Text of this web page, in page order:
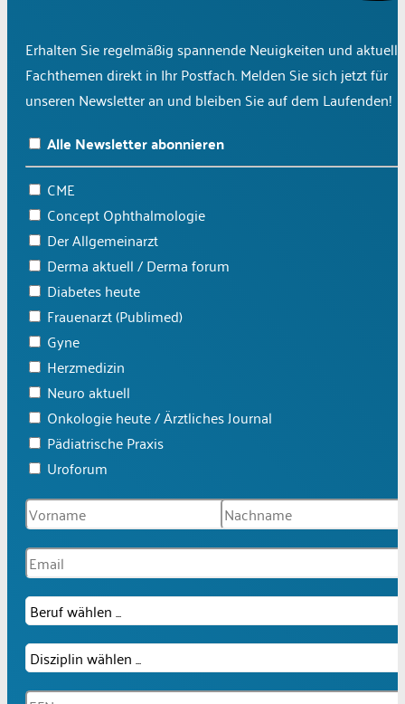
Erhalten Sie regelmäßig spannende Neuigkeiten und aktuelle
Fachthemen direkt in Ihr Postfach. Melden Sie sich jetzt für
unseren Newsletter an und bleiben Sie auf dem Laufenden!
Alle Newsletter abonnieren
CME
Concept Ophthalmologie
Der Allgemeinarzt
Derma aktuell / Derma forum
Diabetes heute
Frauenarzt (Publimed)
Gyne
Herzmedizin
Neuro aktuell
Onkologie heute / Ärztliches Journal
Pädiatrische Praxis
Uroforum